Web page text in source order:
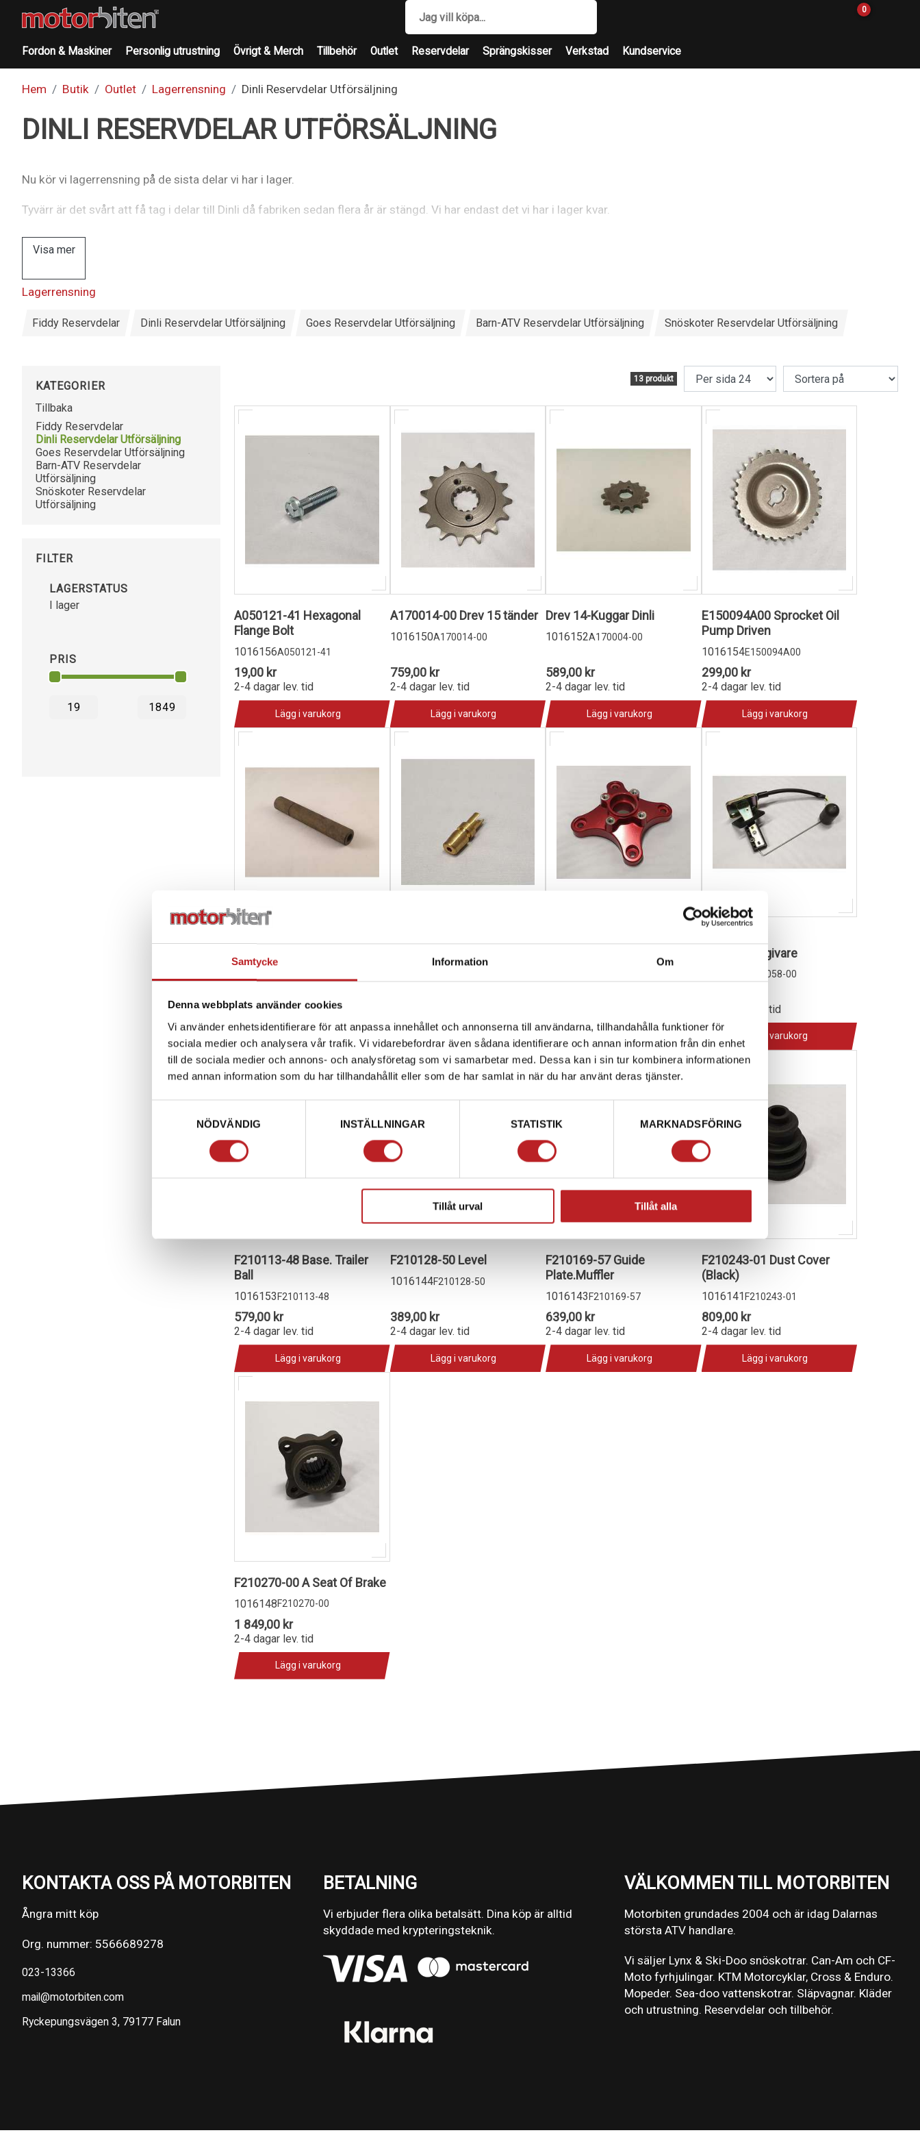
Samtycke Information Om
Denna webbplats använder cookies
Vi använder enhetsidentifierare för att anpassa innehållet och annonserna till användarna, tillhandahålla funktioner för
sociala medier och analysera vår trafik. Vi vidarebefordrar även sådana identifierare och annan information från din enhet
till de sociala medier och annons- och analysföretag som vi samarbetar med. Dessa kan i sin tur kombinera informationen
med annan information som du har tillhandahållit eller som de har samlat in när du har använt deras tjänster.
NÖDVÄNDIG
INSTÄLLNINGAR STATISTIK MARKNADSFÖRING
Tillåt urval Tillåt alla
0
Fordon & Maskiner Personlig utrustning Övrigt & Merch Tillbehör Outlet Reservdelar Sprängskisser Verkstad Kundservice
Hem Butik Outlet Lagerrensning Dinli Reservdelar Utförsäljning
DINLI RESERVDELAR UTFÖRSÄLJNING
Nu kör vi lagerrensning på de sista delar vi har i lager.
Tyvärr är det svårt att få tag i delar till Dinli då fabriken sedan flera år är stängd. Vi har endast det vi har i lager kvar.
Visa mer
Lagerrensning
Fiddy Reservdelar Dinli Reservdelar Utförsäljning Goes Reservdelar Utförsäljning Barn-ATV Reservdelar Utförsäljning Snöskoter Reservdelar Utförsäljning
KATEGORIER
Tillbaka
Fiddy Reservdelar
Dinli Reservdelar Utförsäljning
Goes Reservdelar Utförsäljning
Barn-ATV Reservdelar
Utförsäljning
Snöskoter Reservdelar
Utförsäljning
FILTER
LAGERSTATUS
I lager
PRIS
13 produkt
A050121-41 Hexagonal
Flange Bolt
1016156A050121-41
19,00 kr
2-4 dagar lev. tid
Lägg i varukorg
A170014-00 Drev 15 tänder
1016150A170014-00
759,00 kr
2-4 dagar lev. tid
Lägg i varukorg
Drev 14-Kuggar Dinli
1016152A170004-00
589,00 kr
2-4 dagar lev. tid
Lägg i varukorg
E150094A00 Sprocket Oil
Pump Driven
1016154E150094A00
299,00 kr
2-4 dagar lev. tid
Lägg i varukorg
2-4 dagar lev. tid
Lägg i varukorg
1016155E150219-00
Lägg i varukorg Lägg i varukorg
Bränslenivågivare
F210058-00
2-4 dagar lev. tid
Lägg i varukorg
F210113-48 Base. Trailer
Ball
1016153 F210113-48
579,00 kr
2-4 dagar lev. tid
Lägg i varukorg
F210128-50 Level
1016144F210128-50
389,00 kr
2-4 dagar lev. tid
Lägg i varukorg
F210169-57 Guide
Plate.Muffler
1016143 F210169-57
639,00 kr
2-4 dagar lev. tid
Lägg i varukorg
F210243-01 Dust Cover
(Black)
1016141 F210243-01
809,00 kr
2-4 dagar lev. tid
Lägg i varukorg
F210270-00 A Seat Of Brake
1016148F210270-00
1 849,00 kr
2-4 dagar lev. tid
Lägg i varukorg
KONTAKTA OSS PÅ MOTORBITEN
Ångra mitt köp
Org. nummer: 5566689278
023-13366
mail@motorbiten.com
Ryckepungsvägen 3, 79177 Falun
BETALNING
Vi erbjuder flera olika betalsätt. Dina köp är alltid
skyddade med krypteringsteknik.
VÄLKOMMEN TILL MOTORBITEN
Motorbiten grundades 2004 och är idag Dalarnas
största ATV handlare.
Vi säljer Lynx & Ski-Doo snöskotrar. Can-Am och CF-
Moto fyrhjulingar. KTM Motorcyklar, Cross & Enduro.
Mopeder. Sea-doo vattenskotrar. Släpvagnar. Kläder
och utrustning. Reservdelar och tillbehör.